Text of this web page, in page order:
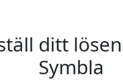
ditt
Symbla